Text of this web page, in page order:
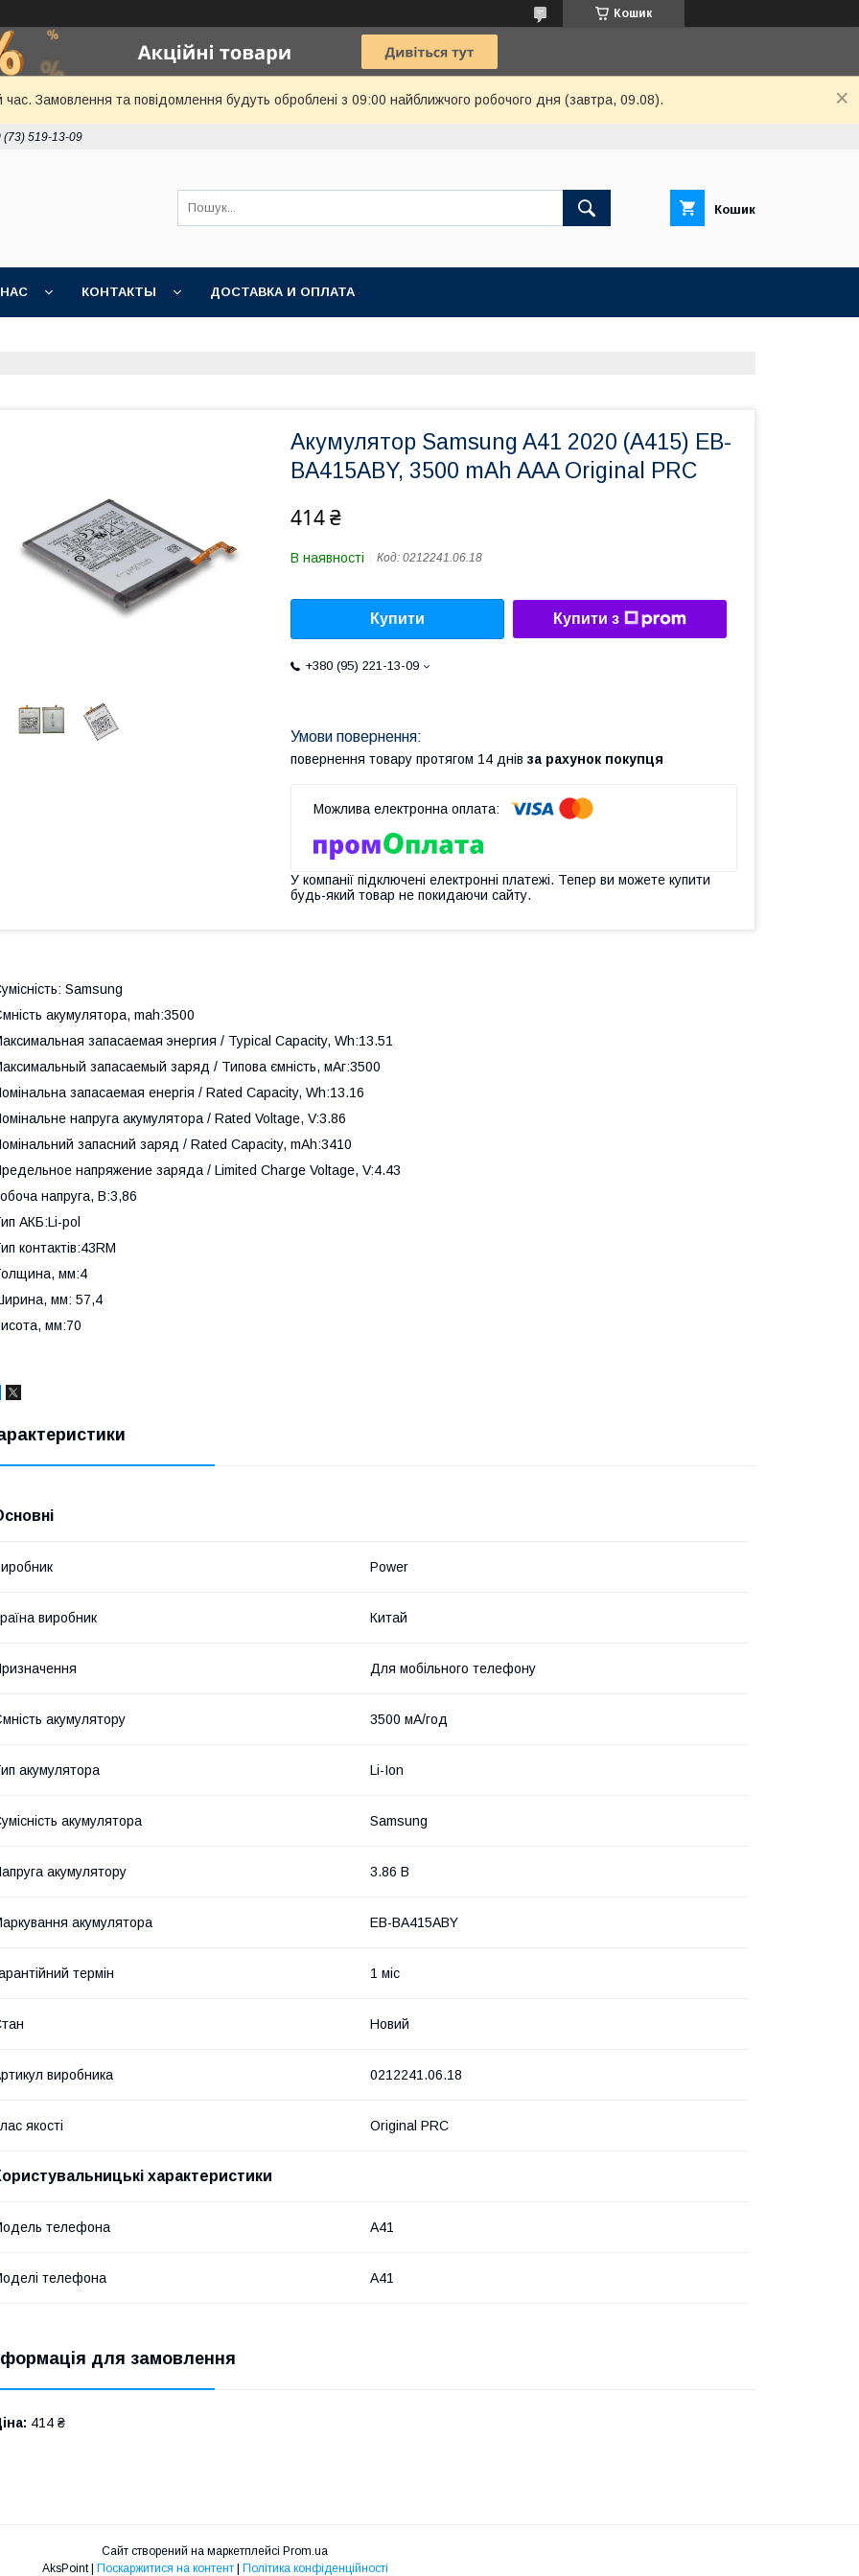
Кошик
час. Замовлення та повідомлення будуть оброблені з 09:00 найближчого робочого дня (завтра, 09.08).
(73) 519-13-09
Кошик
КОНТАКТЫ ДОСТАВКА И ОПЛАТА
Акумулятор Samsung A41 2020 (A415) EB-
BA415ABY, 3500 mAh AAA Original PRC
414 ₴
В наявності Код: 0212241.06.18
Купити Купити з
+380 (95) 221-13-09
повернення товару протягом 14 днів за рахунок покупця
У компанії підключені електронні платежі. Тепер ви можете купити
будь-який товар не покидаючи сайту.
Samsung
акумулятора, mah:3500
запасаемая энергия / Typical Capacity, Wh:13.51
запасаемый заряд / Типова ємність, мАг:3500
запасаемая енергія / Rated Capacity, Wh:13.16
напруга акумулятора / Rated Voltage, V:3.86
запасний заряд / Rated Capacity, mAh:3410
напряжение заряда / Limited Charge Voltage, V:4.43
напруга, В:3,86
АКБ:Li-pol
контактів:43RM
мм:4
мм: 57,4
мм:70
Power
виробник Китай
Для мобільного телефону
акумулятору 3500 мА/год
акумулятора Li-Ion
акумулятора Samsung
акумулятору 3.86 В
акумулятора EB-BA415ABY
термін 1 міс
Новий
виробника 0212241.06.18
якості Original PRC
характеристики
телефона A41
телефона A41
для замовлення
414 ₴
Сайт створений на маркетплейсі Prom.ua
AksPoint | Поскаржитися на контент | Політика конфіденційності